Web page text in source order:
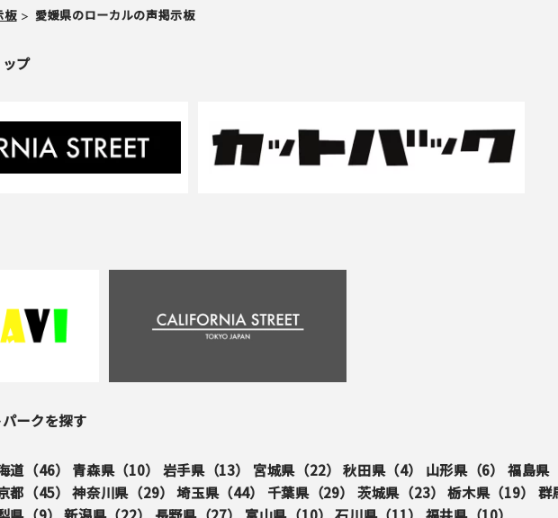
板 愛媛県のローカルの声掲示板
プ
ークを探す
道（46） 青森県（10） 岩手県（13） 宮城県（22） 秋田県（4） 山形県（6） 福島県
都（45） 神奈川県（29） 埼玉県（44） 千葉県（29） 茨城県（23） 栃木県（19） 群